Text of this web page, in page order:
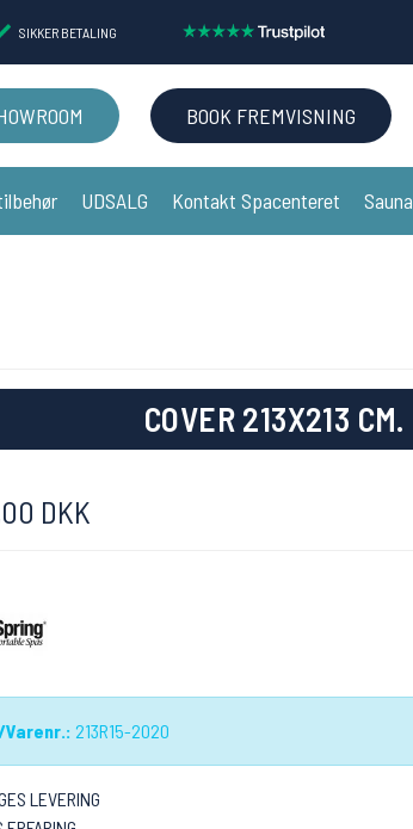
SIKKER BETALING
BOOK FREMVISNING
UDSALG Kontakt Spacenteret Sauna
COVER 213X213 CM.
DKK
213R15-2020
LEVERING